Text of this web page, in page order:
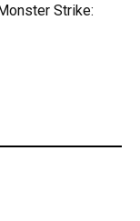
Strike: